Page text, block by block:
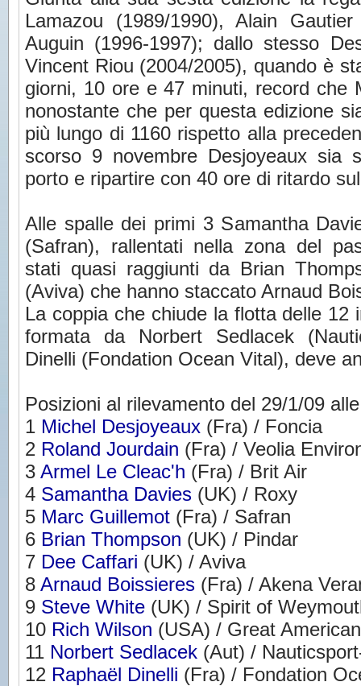
Lamazou (1989/1990), Alain
Auguin (1996-1997); dallo stesso
Vincent Riou (2004/2005), quando è
giorni, 10 ore e 47 minuti, record che
nonostante che per questa edizione
più lungo di 1160 rispetto alla
scorso 9 novembre Desjoyeaux sia
porto e ripartire con 40 ore di ritardo
Alle spalle dei primi 3 Samantha
(Safran), rallentati nella zona del
stati quasi raggiunti da Brian
(Aviva) che hanno staccato Arnaud
La coppia che chiude la flotta delle 12
formata da Norbert Sedlacek
Dinelli (Fondation Ocean Vital), deve
Posizioni al rilevamento del 29/1/09
1 Michel Desjoyeaux (Fra) / Foncia
2 Roland Jourdain (Fra) / Veolia
3 Armel Le Cleac'h (Fra) / Brit Air
4 Samantha Davies (UK) / Roxy
5 Marc Guillemot (Fra) / Safran
6 Brian Thompson (UK) / Pindar
7 Dee Caffari (UK) / Aviva
8 Arnaud Boissieres (Fra) / Akena
9 Steve White (UK) / Spirit of
10 Rich Wilson (USA) / Great
11 Norbert Sedlacek (Aut) /
12 Raphaël Dinelli (Fra) / Fondation